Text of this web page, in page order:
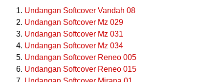
Undangan Softcover Vandah 08
Undangan Softcover Mz 029
Undangan Softcover Mz 031
Undangan Softcover Mz 034
Undangan Softcover Reneo 005
Undangan Softcover Reneo 015